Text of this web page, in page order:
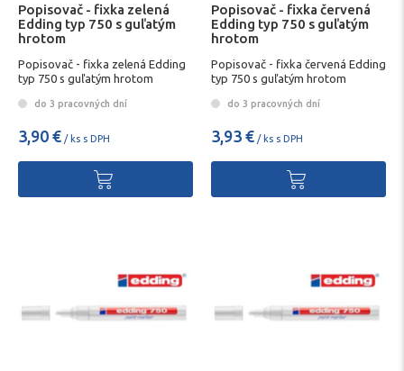
Popisovač - fixka zelená
Edding typ 750 s guľatým
hrotom
Popisovač - fixka zelená Edding
typ 750 s guľatým hrotom
do 3 pracovných dní
3,90 € / ks s DPH
Popisovač - fixka červená
Edding typ 750 s guľatým
hrotom
Popisovač - fixka červená Edding
typ 750 s guľatým hrotom
do 3 pracovných dní
3,93 € / ks s DPH